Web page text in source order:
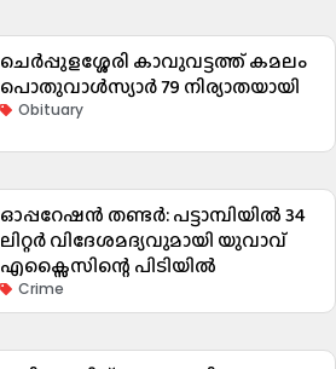
ചെർപ്പുളശ്ശേരി കാവുവട്ടത്ത് കമലം
പൊതുവാൾസ്യാർ 79 നിര്യാതയായി
Obituary
ഓപ്പറേഷൻ തണ്ടർ: പട്ടാമ്പിയിൽ 34
ലിറ്റർ വിദേശമദ്യവുമായി യുവാവ്
എക്സൈസിന്റെ പിടിയിൽ
Crime